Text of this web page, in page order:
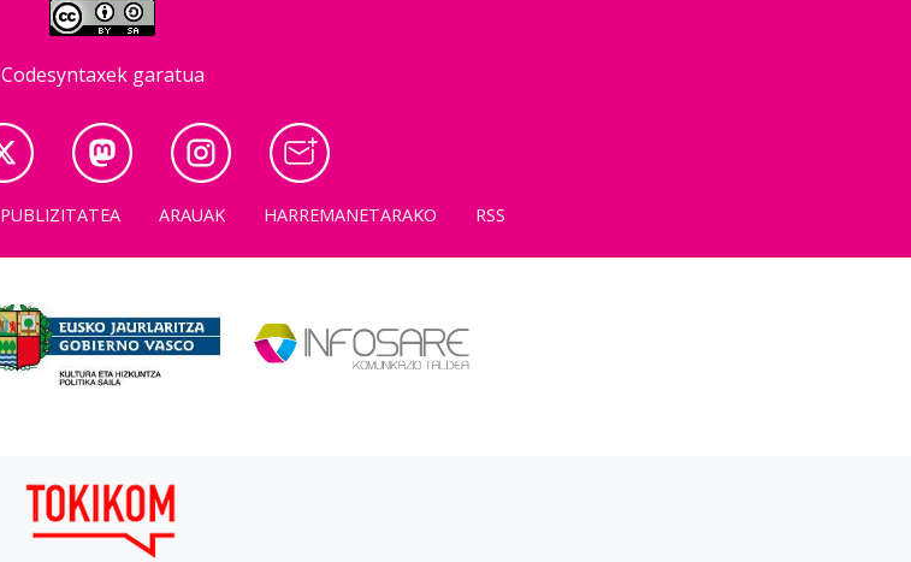
Codesyntaxek garatua
PUBLIZITATEA ARAUAK HARREMANETARAKO RSS